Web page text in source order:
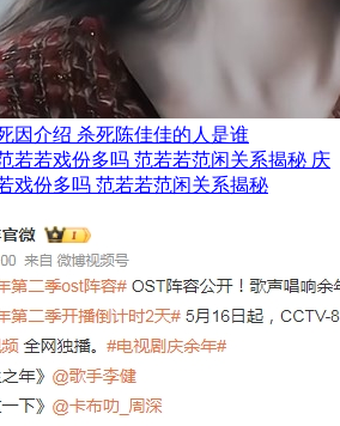
因介绍 杀死陈佳佳的人是谁
庆
戏份多吗 范若若范闲关系揭秘